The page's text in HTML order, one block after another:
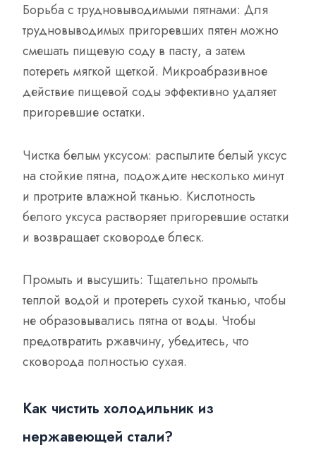
Борьба с трудновыводимыми пятнами: Для
трудновыводимых пригоревших пятен можно
смешать пищевую соду в пасту, а затем
потереть мягкой щеткой. Микроабразивное
действие пищевой соды эффективно удаляет
пригоревшие остатки.
Чистка белым уксусом: распылите белый уксус
на стойкие пятна, подождите несколько минут
и протрите влажной тканью. Кислотность
белого уксуса растворяет пригоревшие остатки
и возвращает сковороде блеск.
Промыть и высушить: Тщательно промыть
теплой водой и протереть сухой тканью, чтобы
не образовывались пятна от воды. Чтобы
предотвратить ржавчину, убедитесь, что
сковорода полностью сухая.
Как чистить холодильник из
нержавеющей стали?